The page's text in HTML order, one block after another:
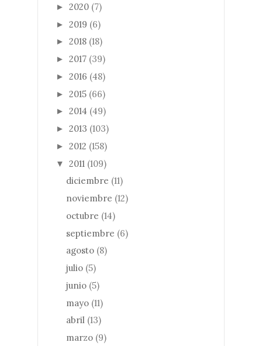
► 2020 (7)
► 2019 (6)
► 2018 (18)
► 2017 (39)
► 2016 (48)
► 2015 (66)
► 2014 (49)
► 2013 (103)
► 2012 (158)
▼ 2011 (109)
diciembre (11)
noviembre (12)
octubre (14)
septiembre (6)
agosto (8)
julio (5)
junio (5)
mayo (11)
abril (13)
marzo (9)